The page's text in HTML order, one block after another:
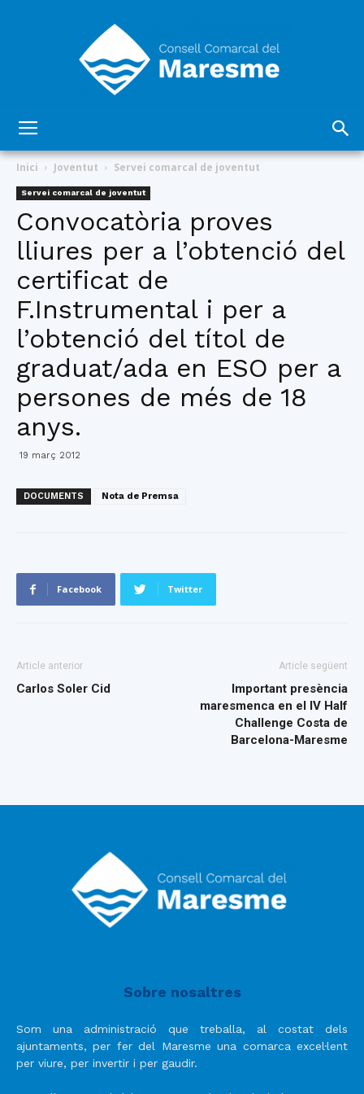
Comarcal
Maresme
Inici Joventut Servei comarcal de joventut
Servei comarcal de joventut
Convocatòria proves
lliures per a l’obtenció del
certificat de
F.Instrumental i per a
l’obtenció del títol de
graduat/ada en ESO per a
persones de més de 18
anys.
19 març 2012
DOCUMENTS Nota de Premsa
Facebook Twitter
Article anterior
Carlos Soler Cid
Article següent
Important presència
maresmenca en el IV Half
Challenge Costa de
Barcelona-Maresme
Sobre nosaltres
Som una administració que treballa, al costat dels
ajuntaments, per fer del Maresme una comarca excel·lent
per viure, per invertir i per gaudir.